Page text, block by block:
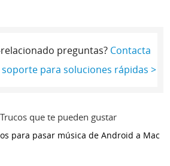
preguntas? Contacta
para soluciones rápidas >
que te pueden gustar
para pasar música de Android a Mac